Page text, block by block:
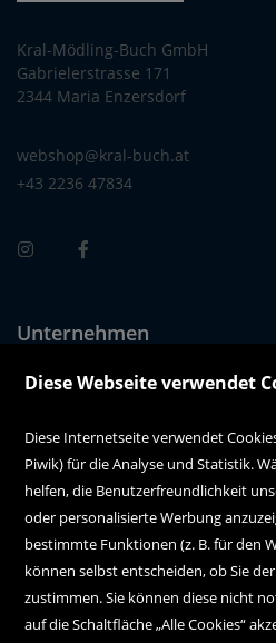
Kral-Mödling-Buch GmbH
Gabrielerstrasse 171
2344 Maria Enzersdorf
webshop@kral-buch.at
+43 2236 47834
Unternehmen
Über uns
Kundenservice
Hilfe
Kontakt
Social Media
Diese Webseite verwendet
Diese Internetseite verwendet
Piwik) für die Analyse und Statistik.
helfen, die Benutzerfreundlichkeit
oder personalisierte Werbung
bestimmte Funktionen (z. B. für den
können selbst entscheiden, ob Sie
zustimmen. Sie können diese nicht
auf die Schaltfläche „Alle Cookies“